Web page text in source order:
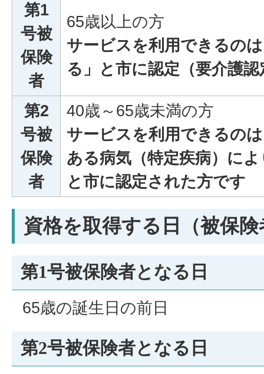
第1
号被
保険
者
65歳以上の方
サービスを利用できるの
る」と市に認定（要介護
第2
号被
保険
者
40歳～65歳未満の方
サービスを利用できるの
ある病気（特定疾病）に
と市に認定された方です
資格を取得する日（被保
第1号被保険者となる日
65歳の誕生日の前日
第2号被保険者となる日